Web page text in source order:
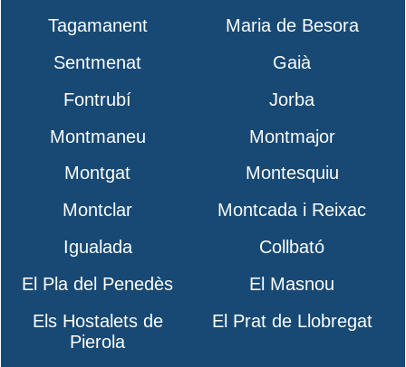
Tagamanent
Maria de Besora
Sentmenat
Gaià
Fontrubí
Jorba
Montmaneu
Montmajor
Montgat
Montesquiu
Montclar
Montcada i Reixac
Igualada
Collbató
El Pla del Penedès
El Masnou
Els Hostalets de
Pierola
El Prat de Llobregat